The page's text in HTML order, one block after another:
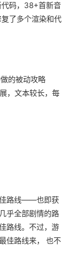
码，38+首新音
了多个渲染和代
的被动攻略
，文本较长，每
佳路线——也即获
乎全部剧情的路
路线。不过，游
佳路线来， 也不